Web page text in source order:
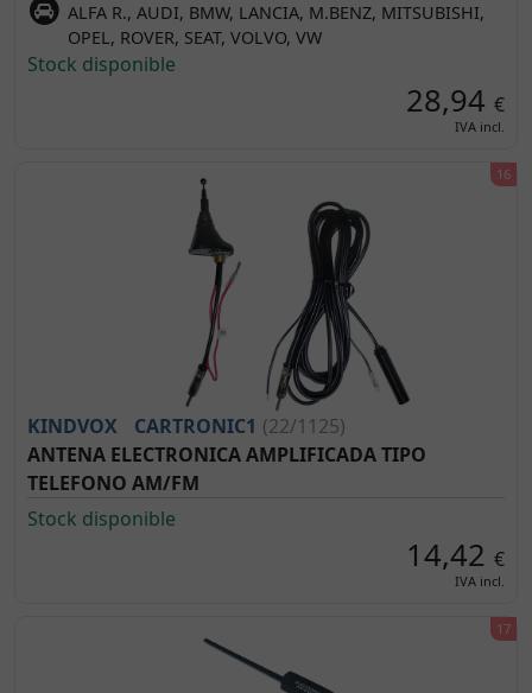
ALFA R., AUDI, BMW, LANCIA, M.BENZ, MITSUBISHI,
OPEL, ROVER, SEAT, VOLVO, VW
Stock disponible
28,94 €
IVA incl.
KINDVOX CARTRONIC1 (22/1125)
ANTENA ELECTRONICA AMPLIFICADA TIPO
TELEFONO AM/FM
Stock disponible
14,42 €
IVA incl.